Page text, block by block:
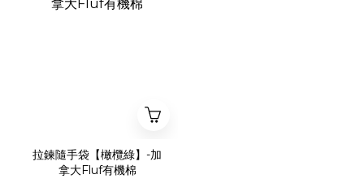
拉鍊隨手袋【橄欖綠】-加
拿大Fluf有機棉